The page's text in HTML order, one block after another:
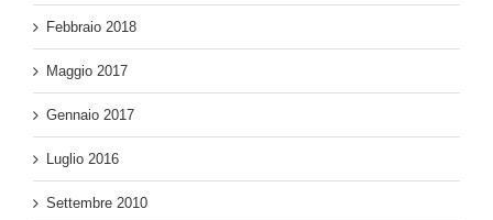
Febbraio 2018
Maggio 2017
Gennaio 2017
Luglio 2016
Settembre 2010